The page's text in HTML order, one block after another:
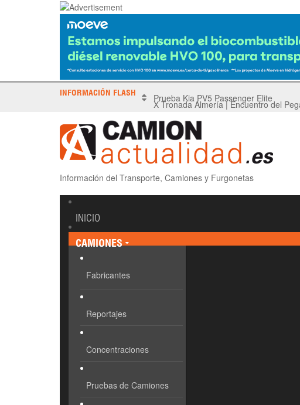
INFORMACIÓN FLASH X Tronada Almería | Encuentro del
Información del Transporte, Camiones y Furgonetas
INICIO
CAMIONES
Fabricantes
Reportajes
Concentraciones
Pruebas de Camiones